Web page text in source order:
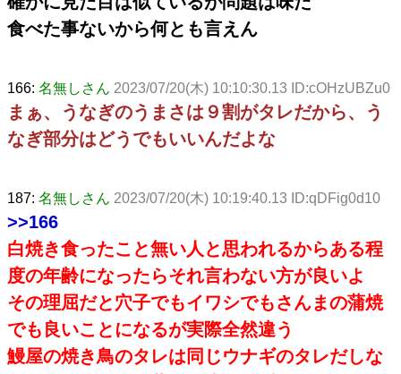
食べた事ないから何とも言えん
166: 名無しさん 2023/07/20(木) 10:10:30.13 ID:cOHzUBZu0
まぁ、うなぎのうまさは９割がタレだから、う
なぎ部分はどうでもいいんだよな
187: 名無しさん 2023/07/20(木) 10:19:40.13 ID:qDFig0d10
>>166
白焼き食ったこと無い人と思われるからある程
度の年齢になったらそれ言わない方が良いよ
その理屈だと穴子でもイワシでもさんまの蒲焼
でも良いことになるが実際全然違う
鰻屋の焼き鳥のタレは同じウナギのタレだしな